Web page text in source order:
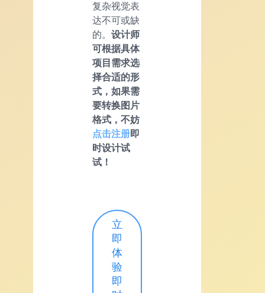
复杂视觉表
达不可或缺
的。 设计师
可根据具体
项目需求选
择合适的形
式，如果需
要转换图片
格式，不妨
点击注册即
时设计试
试！
立
即
体
验
即